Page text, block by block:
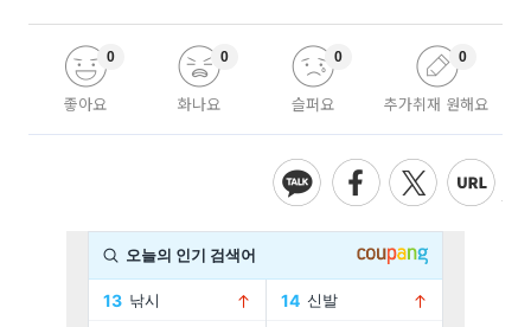
좋아요
0
화나요
0
슬퍼요
0
추가취재 원해요
0